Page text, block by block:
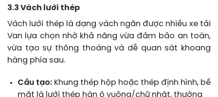
3.3 Vách lưới thép
Vách lưới thép là dạng vách ngăn được nhiều xe tải
Van lựa chọn nhờ khả năng vừa đảm bảo an toàn,
vừa tạo sự thông thoáng và dễ quan sát khoang
hàng phía sau.
Cấu tạo:Khung thép hộp hoặc thép định hình, bề
mặt là lưới thép hàn ô vuông/chữ nhật, thường